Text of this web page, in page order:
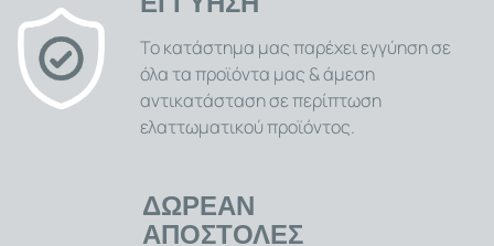
Το κατάστημα μας παρέχει εγγύηση σε
όλα τα προϊόντα μας & άμεση
αντικατάσταση σε περίπτωση
ελαττωματικού προϊόντος.
ΔΩΡΕΑΝ
ΑΠΟΣΤΟΛΕΣ